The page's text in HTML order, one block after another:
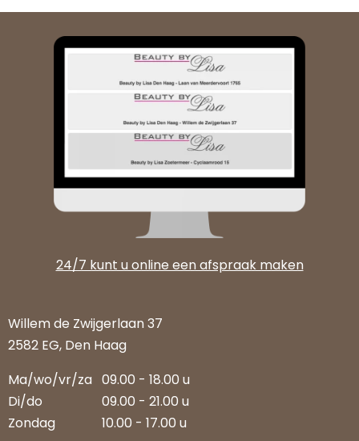
24/7 kunt u online een afspraak maken
Willem de Zwijgerlaan 37
2582 EG, Den Haag
Ma/wo/vr/za 09.00 - 18.00 u
Di/do
09.00 - 21.00 u
Zondag
10.00 - 17.00 u